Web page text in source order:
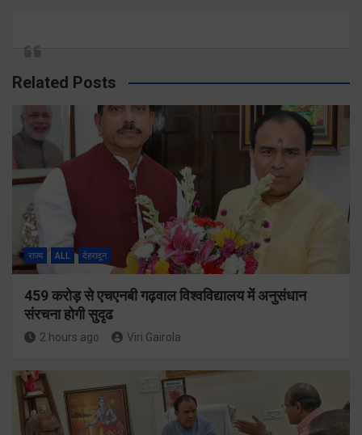
Related Posts
राज्य ALL देहरादून
459 करोड़ से एचएनबी गढ़वाल विश्वविद्यालय में अनुसंधान
संरचना होगी सुदृढ
2 hours ago Viri Gairola